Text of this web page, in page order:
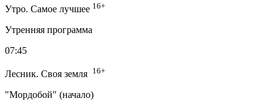
Утро. Самое лучшее 16+
Утренняя программа
07:45
Лесник. Своя земля 16+
"Мордобой" (начало)